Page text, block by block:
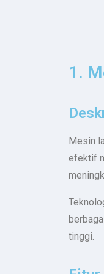
1.
Mesin
efektif
tinggi.